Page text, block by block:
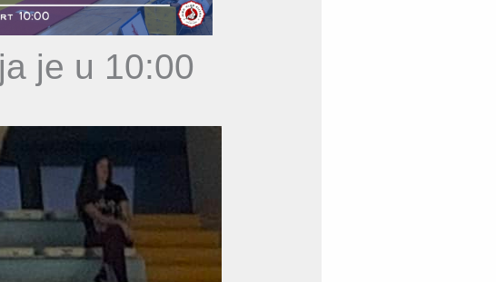
je u 10:00